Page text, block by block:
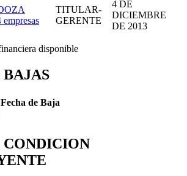
empresas
TITULAR-
GERENTE
4 DE
DICIEMBRE
DE 2013
disponible
Fecha de Baja